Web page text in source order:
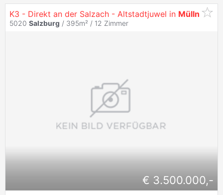
K3 - Direkt an der Salzach - Altstadtjuwel in Mülln
5020 Salzburg / 395m² / 12 Zimmer
€ 3.500.000,-